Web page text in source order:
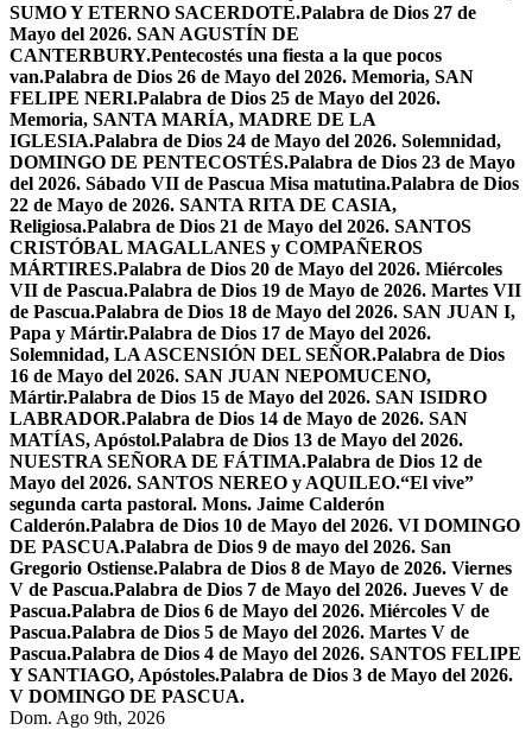
SUMO Y ETERNO SACERDOTE.Palabra de Dios 27 de
Mayo del 2026. SAN AGUSTÍN DE
CANTERBURY.Pentecostés una fiesta a la que pocos
van.Palabra de Dios 26 de Mayo del 2026. Memoria, SAN
FELIPE NERI.Palabra de Dios 25 de Mayo del 2026.
Memoria, SANTA MARÍA, MADRE DE LA
IGLESIA.Palabra de Dios 24 de Mayo del 2026. Solemnidad,
DOMINGO DE PENTECOSTÉS.Palabra de Dios 23 de Mayo
del 2026. Sábado VII de Pascua Misa matutina.Palabra de Dios
22 de Mayo de 2026. SANTA RITA DE CASIA,
Religiosa.Palabra de Dios 21 de Mayo del 2026. SANTOS
CRISTÓBAL MAGALLANES y COMPAÑEROS
MÁRTIRES.Palabra de Dios 20 de Mayo del 2026. Miércoles
VII de Pascua.Palabra de Dios 19 de Mayo de 2026. Martes VII
de Pascua.Palabra de Dios 18 de Mayo del 2026. SAN JUAN I,
Papa y Mártir.Palabra de Dios 17 de Mayo del 2026.
Solemnidad, LA ASCENSIÓN DEL SEÑOR.Palabra de Dios
16 de Mayo del 2026. SAN JUAN NEPOMUCENO,
Mártir.Palabra de Dios 15 de Mayo del 2026. SAN ISIDRO
LABRADOR.Palabra de Dios 14 de Mayo de 2026. SAN
MATÍAS, Apóstol.Palabra de Dios 13 de Mayo del 2026.
NUESTRA SEÑORA DE FÁTIMA.Palabra de Dios 12 de
Mayo del 2026. SANTOS NEREO y AQUILEO.“El vive”
segunda carta pastoral. Mons. Jaime Calderón
Calderón.Palabra de Dios 10 de Mayo del 2026. VI DOMINGO
DE PASCUA.Palabra de Dios 9 de mayo del 2026. San
Gregorio Ostiense.Palabra de Dios 8 de Mayo de 2026. Viernes
V de Pascua.Palabra de Dios 7 de Mayo del 2026. Jueves V de
Pascua.Palabra de Dios 6 de Mayo del 2026. Miércoles V de
Pascua.Palabra de Dios 5 de Mayo del 2026. Martes V de
Pascua.Palabra de Dios 4 de Mayo del 2026. SANTOS FELIPE
Y SANTIAGO, Apóstoles.Palabra de Dios 3 de Mayo del 2026.
V DOMINGO DE PASCUA.
Dom. Ago 9th, 2026